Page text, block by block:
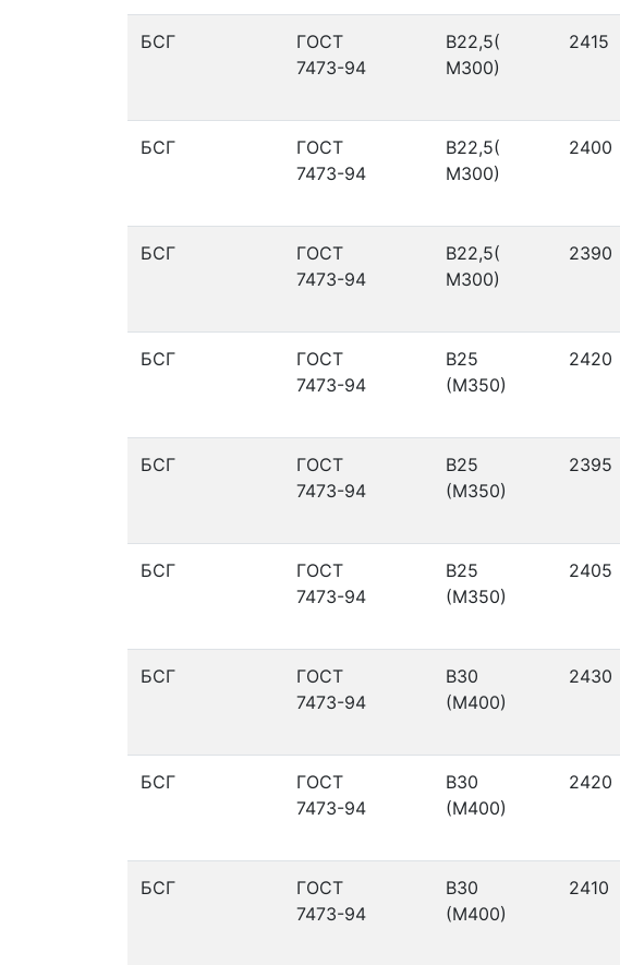
БСГ
ГОСТ
7473-94
В22,5(
М300)
2415
БСГ
ГОСТ
7473-94
В22,5(
М300)
2400
БСГ
ГОСТ
7473-94
В22,5(
М300)
2390
БСГ
ГОСТ
7473-94
В25
(М350)
2420
БСГ
ГОСТ
7473-94
В25
(М350)
2395
БСГ
ГОСТ
7473-94
В25
(М350)
2405
БСГ
ГОСТ
7473-94
В30
(М400)
2430
БСГ
ГОСТ
7473-94
В30
(М400)
2420
БСГ
ГОСТ
7473-94
В30
(М400)
2410